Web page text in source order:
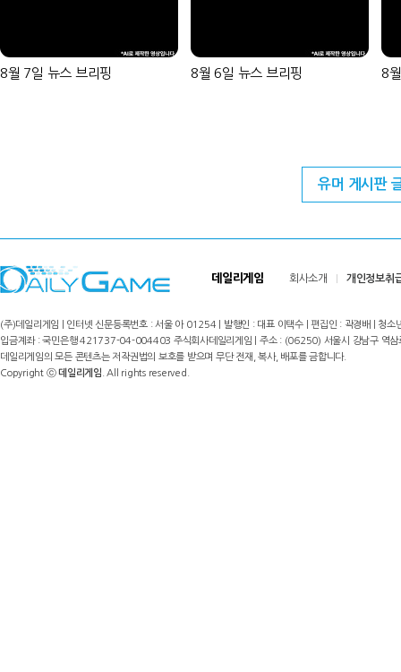
8월 7일 뉴스 브리핑 8월 6일 뉴스 브리핑 8
유머 게시판
데일리게임 회사소개 개인정보취
(주)데일리게임 | 인터넷 신문등록번호 : 서울 아 01254 | 발행인 : 대표 이택수 | 편집인 : 곽경배 |
입금계좌 : 국민은행 421737-04-004403 주식회사데일리게임 | 주소 : (06250) 서울시 강남구
데일리게임의 모든 콘텐츠는 저작권법의 보호를 받으며 무단 전재, 복사, 배포를 금합니다.
Copyright ⓒ데일리게임 . All rights reserved.